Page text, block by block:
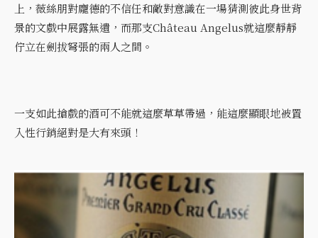
上，薇絲朋對龐德的不信任和敵對意識在一場猜測彼此身世背
景的文戲中展露無遺，而那支Château Angelus就這麼靜靜
佇立在劍拔弩張的兩人之間。
一支如此搶戲的酒可不能就這麼草草帶過，能這麼顯眼地被置
入性行銷絕對是大有來頭！